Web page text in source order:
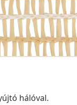
hálóval.